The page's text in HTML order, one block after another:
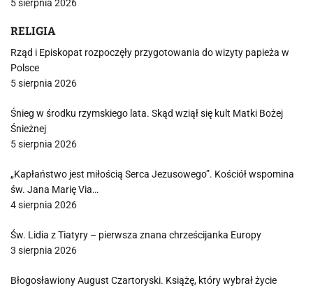
5 sierpnia 2026
RELIGIA
Rząd i Episkopat rozpoczęły przygotowania do wizyty papieża w
Polsce
5 sierpnia 2026
Śnieg w środku rzymskiego lata. Skąd wziął się kult Matki Bożej
Śnieżnej
5 sierpnia 2026
„Kapłaństwo jest miłością Serca Jezusowego”. Kościół wspomina
św. Jana Marię Via…
4 sierpnia 2026
Św. Lidia z Tiatyry – pierwsza znana chrześcijanka Europy
3 sierpnia 2026
Błogosławiony August Czartoryski. Książę, który wybrał życie